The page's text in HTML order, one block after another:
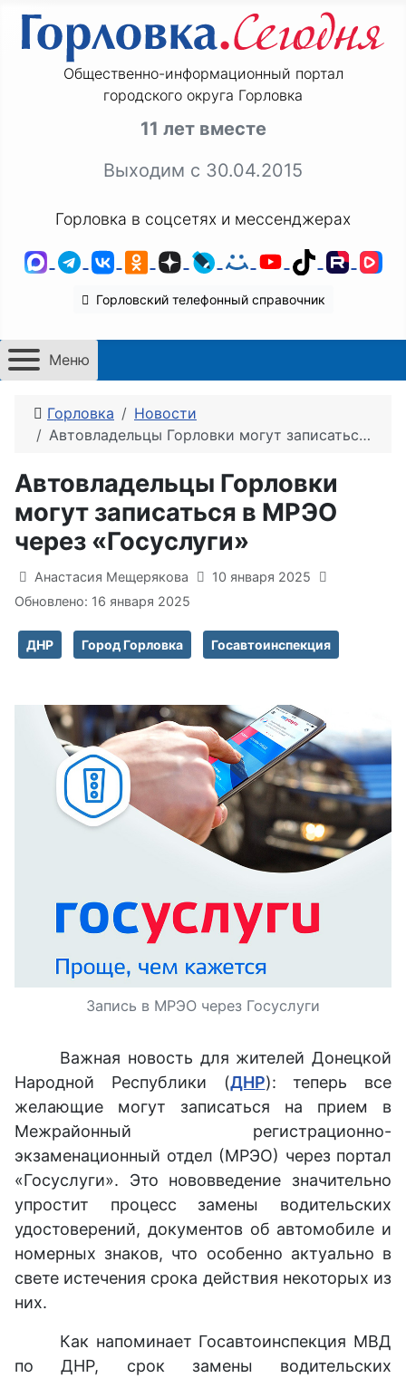
Общественно-информационный портал
городского округа Горловка
11 лет вместе
Выходим с 30.04.2015
Горловка в соцсетях и мессенджерах
MAXTelegram
ВКонтакте
Одноклассники
ДзенLiveJournal
Мой Мир
YouTube
TikTok
Горловский телефонный справочник
Меню
Горловка
Новости
Автовладельцы Горловки могут записаться в МРЭО через «Госуслуги»
Автовладельцы Горловки
могут записаться в МРЭО
через «Госуслуги»
Информация о материале
Анастасия Мещерякова
10 января 2025
Обновлено: 16 января 2025
ДНР Город Горловка Госавтоинспекция
Запись в МРЭО через Госуслуги
Важная новость для жителей Донецкой
Народной Республики (ДНР): теперь все
желающие могут записаться на прием в
Межрайонный регистрационно-
экзаменационный отдел (МРЭО) через портал
«Госуслуги». Это нововведение значительно
упростит процесс замены водительских
удостоверений, документов об автомобиле и
номерных знаков, что особенно актуально в
свете истечения срока действия некоторых из
них.
Как напоминает Госавтоинспекция МВД
по ДНР, срок замены водительских